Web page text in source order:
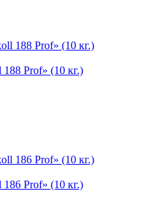
Prof» (10 кг.)
Prof» (10 кг.)